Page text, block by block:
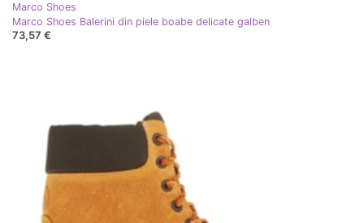
Marco Shoes
Marco Shoes Balerini din piele boabe delicate galben
73,57 €